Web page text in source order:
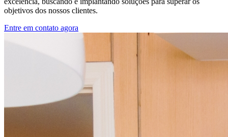
objetivos dos nossos clientes.
Entre em contato agora